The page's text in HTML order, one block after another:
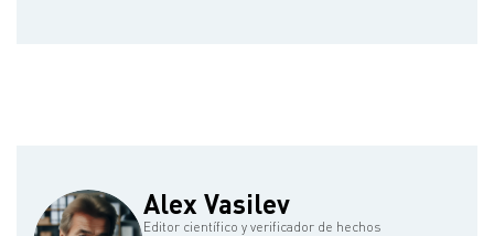
Alex Vasilev
Editor científico y verificador de hechos